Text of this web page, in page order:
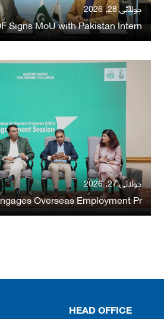
جولائی 28, 2026
Signs MoU with Pakistan Intern…
جولائی 27, 2026
Overseas Employment Pr…
HEAD OFFICE